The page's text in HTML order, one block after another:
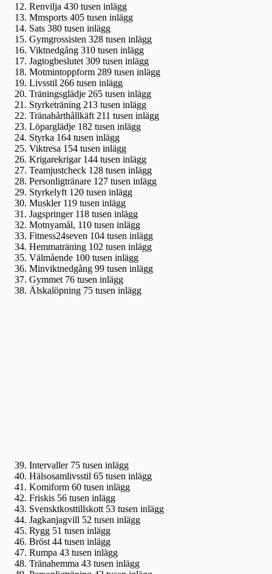
Renvilja 430 tusen inlägg
Mmsports 405 tusen inlägg
Sats 380 tusen inlägg
Gymgrossisten 328 tusen inlägg
Viktnedgång 310 tusen inlägg
Jagtogbeslutet 309 tusen inlägg
Motmintoppform 289 tusen inlägg
Livsstil 266 tusen inlägg
Träningsglädje 265 tusen inlägg
Styrketräning 213 tusen inlägg
Tränahårthållkäft 211 tusen inlägg
Löparglädje 182 tusen inlägg
Styrka 164 tusen inlägg
Viktresa 154 tusen inlägg
Krigarekrigar 144 tusen inlägg
Teamjustcheck 128 tusen inlägg
Personligtränare 127 tusen inlägg
Styrkelyft 120 tusen inlägg
Muskler 119 tusen inlägg
Jagspringer 118 tusen inlägg
Motnyamål, 110 tusen inlägg
Fitness24seven 104 tusen inlägg
Hemmaträning 102 tusen inlägg
Välmående 100 tusen inlägg
Minviktnedgång 99 tusen inlägg
Gymmet 76 tusen inlägg
Älskalöpning 75 tusen inlägg
Intervaller 75 tusen inlägg
Hälsosamlivsstil 65 tusen inlägg
Komiform 60 tusen inlägg
Friskis 56 tusen inlägg
Svensktkosttillskott 53 tusen inlägg
Jagkanjagvill 52 tusen inlägg
Rygg 51 tusen inlägg
Bröst 44 tusen inlägg
Rumpa 43 tusen inlägg
Tränahemma 43 tusen inlägg